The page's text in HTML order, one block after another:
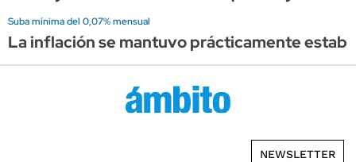
Suba mínima del 0,07% mensual
La inflación se mantuvo prácticamente
NEWSLETTER